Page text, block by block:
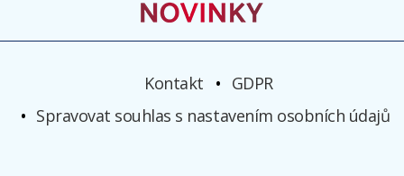
Kontakt
GDPR
Spravovat souhlas s nastavením osobních údajů